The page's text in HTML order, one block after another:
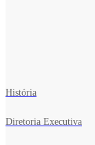
História
Diretoria Executiva